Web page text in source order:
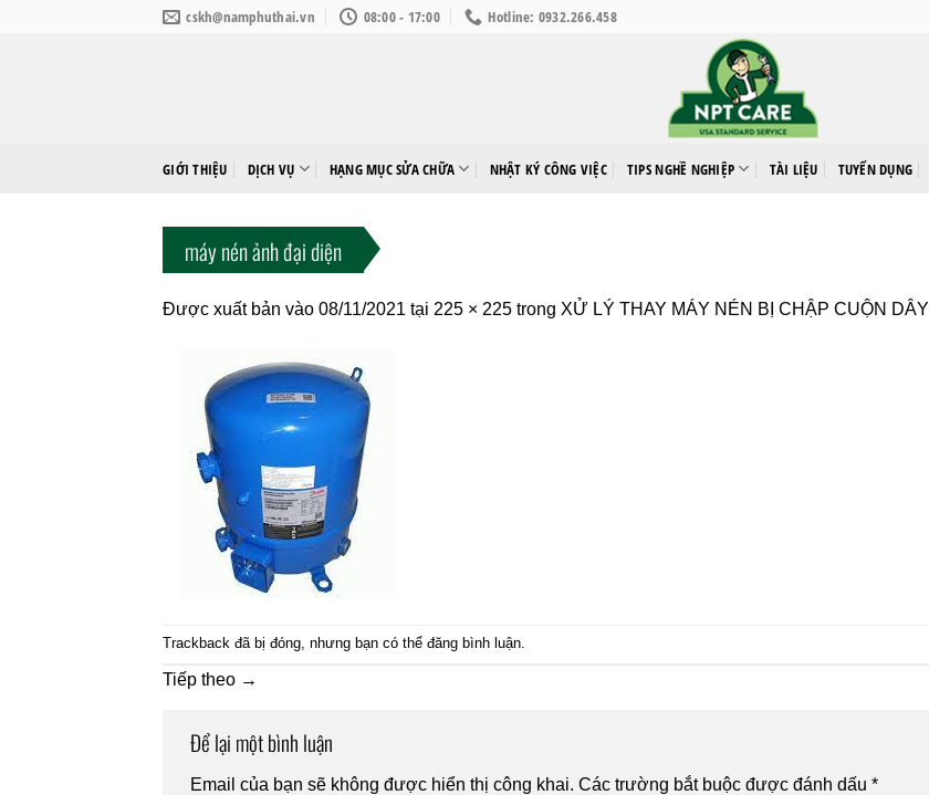
cskh@namphuthai.vn 08:00 - 17:00 Hotline: 0932.266.458
GIỚI THIỆU DỊCH VỤ HẠNG MỤC SỬA CHỮA NHẬT KÝ CÔNG VIỆC TIPS NGHỀ NGHIỆP TÀI LIỆU TUYỂN DỤNG
máy nén ảnh đại diện
Được xuất bản vào 08/11/2021 tại 225 × 225 trong XỬ LÝ THAY MÁY NÉN BỊ CHẬP CUỘN DÂY
Trackback đã bị đóng, nhưng bạn có thể đăng bình luận.
Tiếp theo →
Để lại một bình luận
Email của bạn sẽ không được hiển thị công khai. Các trường bắt buộc được đánh dấu *